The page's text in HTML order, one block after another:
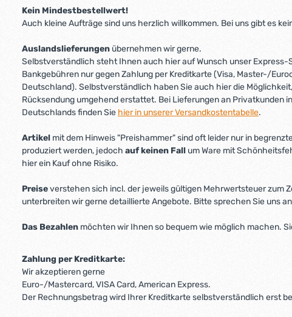
Kein Mindestbestellwert!
Auch kleine Aufträge sind uns herzlich willkommen. Bei uns gibt es
Auslandslieferungen übernehmen wir gerne.
Selbstverständlich steht Ihnen auch hier auf Wunsch unser
Bankgebühren nur gegen Zahlung per Kreditkarte (Visa, Master-/
Deutschland). Selbstverständlich haben Sie auch hier die
Rücksendung umgehend erstattet. Bei Lieferungen an
Deutschlands finden Sie hier in unserer Versandkostentabelle.
Artikel mit dem Hinweis "Preishammer" sind oft leider nur in
produziert werden, jedoch auf keinen Fall um Ware mit
hier ein Kauf ohne Risiko.
Preiseverstehen sich incl. der jeweils gültigen Mehrwertsteuer zum
unterbreiten wir gerne detaillierte Angebote. Bitte sprechen Sie uns
Das Bezahlen möchten wir Ihnen so bequem wie möglich machen.
Zahlung per Kreditkarte:
Wir akzeptieren gerne
Euro-/Mastercard, VISA Card, American Express.
Der Rechnungsbetrag wird Ihrer Kreditkarte selbstverständlich erst